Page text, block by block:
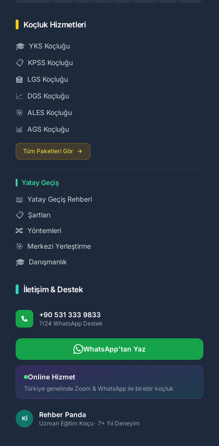
Koçluk Hizmetleri
🎓 YKS Koçluğu
📋 KPSS Koçluğu
🏫 LGS Koçluğu
📈 DGS Koçluğu
🎯 ALES Koçluğu
📊 AGS Koçluğu
Tüm Paketleri Gör
Yatay Geçiş
📖 Yatay Geçiş Rehberi
📋 Şartları
🔀 Yöntemleri
🎯 Merkezi Yerleştirme
🎓 Danışmanlık
İletişim & Destek
+90 531 333 9833
7/24 WhatsApp Destek
WhatsApp'tan Yaz
Online Hizmet
Türkiye genelinde Zoom & WhatsApp ile birebir koçluk
Kİ Rehber Panda
Uzman Eğitim Koçu · 7+ Yıl Deneyim